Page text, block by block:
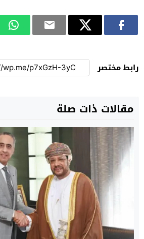
رابط مختصر
مقالات ذات صلة